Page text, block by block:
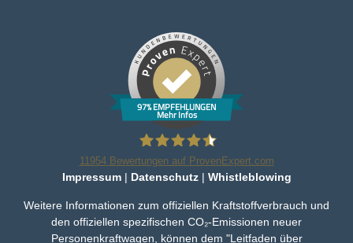
97% EMPFEHLUNGEN
Mehr Infos
Bleker Gruppe
11954Bewertungen auf ProvenExpert.com
Impressum| Datenschutz| Whistleblowing
Weitere Informationen zum offiziellen Kraftstoffverbrauch und
den offiziellen spezifischen CO₂-Emissionen neuer
Personenkraftwagen, können dem "Leitfaden über